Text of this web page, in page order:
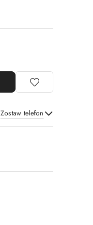
Zostaw telefon
Wyślij